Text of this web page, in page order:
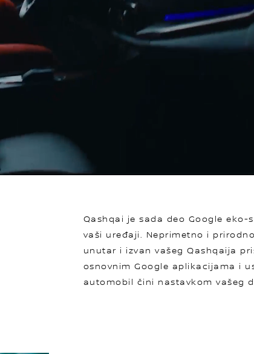
Qashqai je sada deo Google eko-
vaši uređaji. Neprimetno i
unutar i izvan vašeg Qashqaija
osnovnim Google aplikacijama i
automobil čini nastavkom vašeg